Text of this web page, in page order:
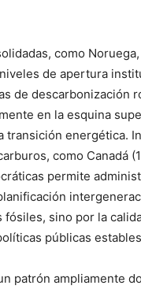
como
de apertura
de descarbonización
en la esquina
transición energética.
como Canadá
permite
sino por la
públicas
patrón ampliamente